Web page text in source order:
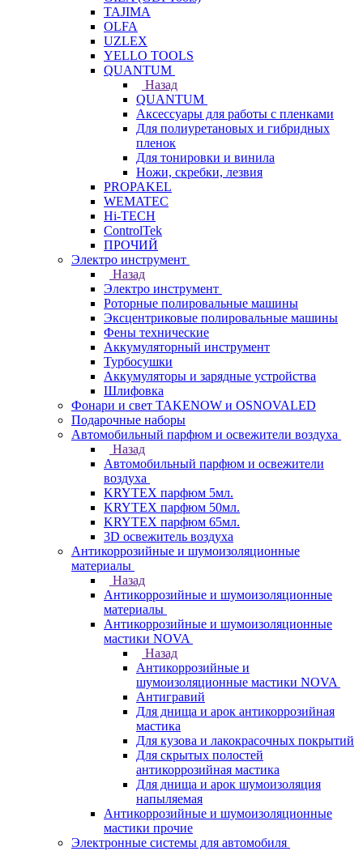
TAJIMA
OLFA
UZLEX
YELLO TOOLS
QUANTUM
Назад
QUANTUM
Аксессуары для работы с пленками
Для полиуретановых и гибридных
пленок
Для тонировки и винила
Ножи, скребки, лезвия
PROPAKEL
WEMATEC
Hi-TECH
ControlTek
ПРОЧИЙ
Электро инструмент
Назад
Электро инструмент
Роторные полировальные машины
Эксцентриковые полировальные машины
Фены технические
Аккумуляторный инструмент
Турбосушки
Аккумуляторы и зарядные устройства
Шлифовка
Фонари и свет TAKENOW и OSNOVALED
Подарочные наборы
Автомобильный парфюм и освежители воздуха
Назад
Автомобильный парфюм и освежители
воздуха
KRYTEX парфюм 5мл.
KRYTEX парфюм 50мл.
KRYTEX парфюм 65мл.
3D освежитель воздуха
Антикоррозийные и шумоизоляционные
материалы
Назад
Антикоррозийные и шумоизоляционные
материалы
Антикоррозийные и шумоизоляционные
мастики NOVA
Назад
Антикоррозийные и
шумоизоляционные мастики NOVA
Антигравий
Для днища и арок антикоррозийная
мастика
Для кузова и лакокрасочных покрытий
Для скрытых полостей
антикоррозийная мастика
Для днища и арок шумоизоляция
напыляемая
Антикоррозийные и шумоизоляционные
мастики прочие
Электронные системы для автомобиля